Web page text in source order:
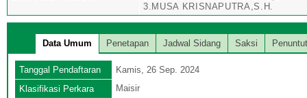
3.MUSA KRISNAPUTRA,S.H.
Data Umum Penetapan Jadwal Sidang Saksi
Tanggal Pendaftaran
Kamis, 26 Sep. 2024
Klasifikasi Perkara
Maisir